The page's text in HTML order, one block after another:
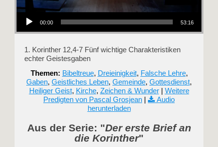
Audio-Player
00:00 53:16
1. Korinther 12,4-7 Fünf wichtige Charakteristiken
echter Geistesgaben
Themen: Bibeltreue, Dreieinigkeit, Falsche Lehre,
Gaben, Geistliches Leben, Gemeinde, Gottesdienst,
Heiliger Geist, Kirche, Zeichen & Wunder| Weitere
Predigten von Pascal Grosjean |
Audio
herunterladen
Aus der Serie: "Der erste Brief an
die Korinther"